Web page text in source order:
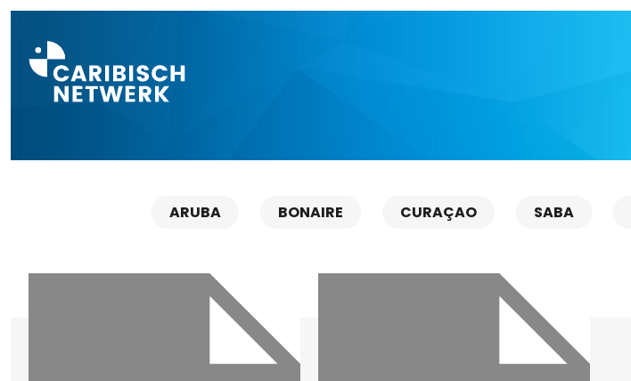
ARUBA BONAIRE CURAÇAO SABA